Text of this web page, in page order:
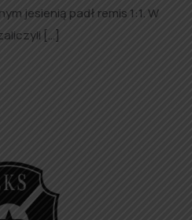
jesienią padł remis 1:1. W
[…]